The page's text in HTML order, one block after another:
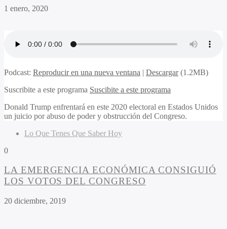
1 enero, 2020
Podcast: Reproducir en una nueva ventana | Descargar(1.2MB)
Suscribite a este programa Suscibite a este programa
Donald Trump enfrentará en este 2020 electoral en Estados Unidos
un juicio por abuso de poder y obstrucción del Congreso.
Lo Que Tenes Que Saber Hoy
0
LA EMERGENCIA ECONÓMICA CONSIGUIÓ
LOS VOTOS DEL CONGRESO
20 diciembre, 2019